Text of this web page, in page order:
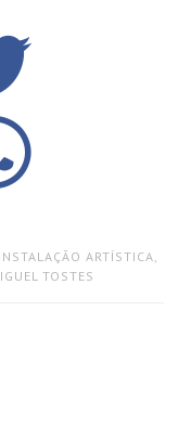
INSTALAÇÃO ARTÍSTICA
TOSTES